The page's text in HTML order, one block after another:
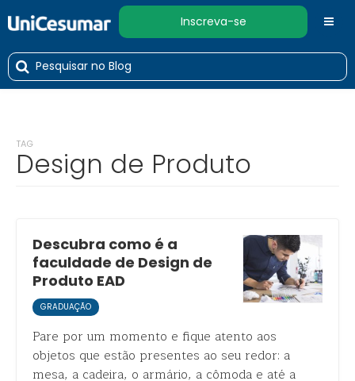
Inscreva-se
TAG
Design de Produto
Descubra como é a
faculdade de Design de
Produto EAD
GRADUAÇÃO
Pare por um momento e fique atento aos
objetos que estão presentes ao seu redor: a
mesa, a cadeira, o armário, a cômoda e até a